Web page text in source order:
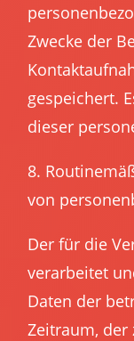
Zwecke der
gespeichert.
dieser
8.
von
Der für die
verarbeitet
Daten der
Zeitraum, der